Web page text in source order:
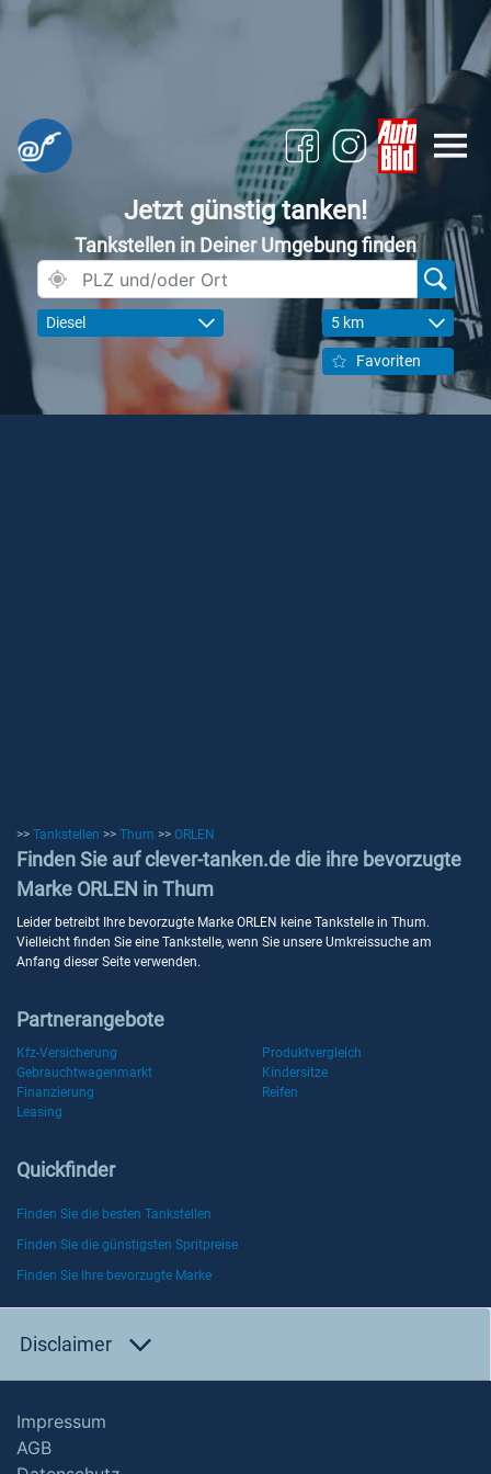
Jetzt günstig tanken!
Tankstellen in Deiner Umgebung finden
Diesel 5 km
Favoriten
>> Tankstellen >> Thum >> ORLEN
Finden Sie auf clever-tanken.de die ihre bevorzugte
Marke ORLEN in Thum
Leider betreibt Ihre bevorzugte Marke ORLEN keine Tankstelle in Thum.
Vielleicht finden Sie eine Tankstelle, wenn Sie unsere Umkreissuche am
Anfang dieser Seite verwenden.
Partnerangebote
Kfz-Versicherung
Produktvergleich
Gebrauchtwagenmarkt
Kindersitze
Finanzierung
Reifen
Leasing
Quickfinder
Finden Sie die besten Tankstellen
Finden Sie die günstigsten Spritpreise
Finden Sie Ihre bevorzugte Marke
Disclaimer
Impressum
AGB